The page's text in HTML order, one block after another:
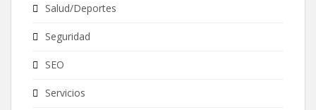
Salud/Deportes
Seguridad
SEO
Servicios